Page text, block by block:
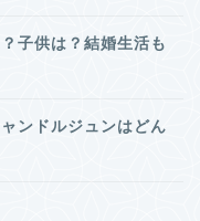
子供は？結婚生活も
ンドルジュンはどん